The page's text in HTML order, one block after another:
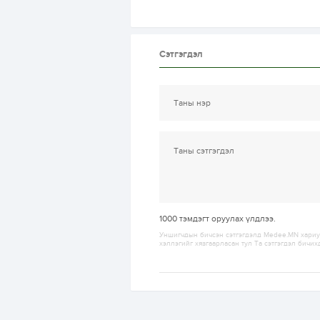
Сэтгэгдэл
1000 тэмдэгт оруулах үлдлээ.
Уншигчдын бичсэн сэтгэгдэлд Medee.MN
хэллэгийг хязгаарласан тул Та сэтгэгдэл